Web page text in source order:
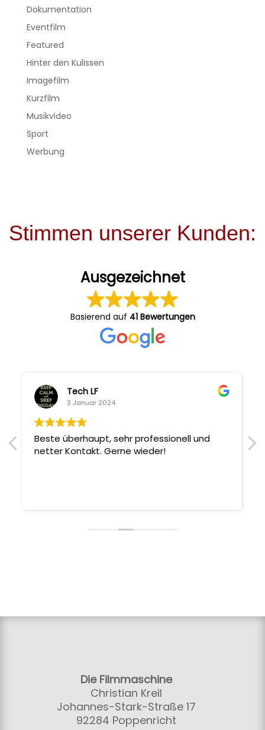
Dokumentation
Eventfilm
Featured
Hinter den Kulissen
Imagefilm
Kurzfilm
Musikvideo
Sport
Werbung
Stimmen unserer Kunden:
Ausgezeichnet
Basierend auf 41 Bewertungen
Tech LF
3 Januar 2024
Beste überhaupt, sehr professionell und
netter Kontakt. Gerne wieder!
Die Filmmaschine
Christian Kreil
Johannes-Stark-Straße 17
92284 Poppenricht